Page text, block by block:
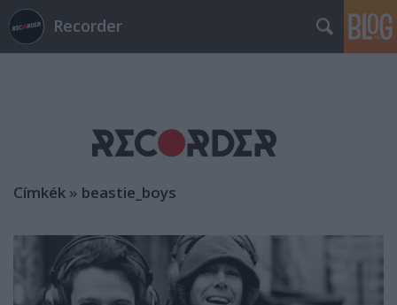
Recorder
Címkék » beastie_boys